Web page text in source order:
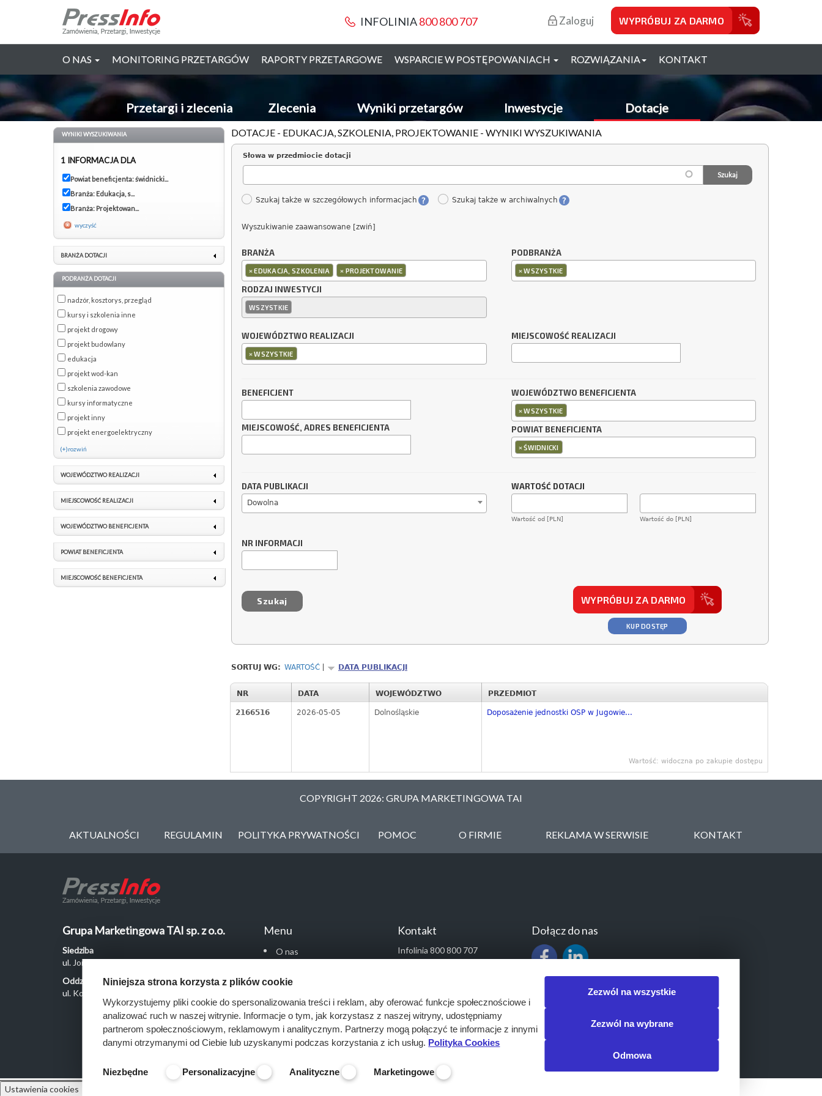
INFOLINIA800 800 707 Zaloguj WYPRÓBUJ ZA DARMO
O NAS MONITORING PRZETARGÓW RAPORTY PRZETARGOWE WSPARCIE W POSTĘPOWANIACH ROZWIĄZANIA KONTAKT
Przetargi i zlecenia Zlecenia Wyniki przetargów Inwestycje Dotacje
DOTACJE - EDUKACJA, SZKOLENIA, PROJEKTOWANIE - WYNIKI WYSZUKIWANIA
Słowa w przedmiocie dotacji
Szukaj także w szczegółowych informacjach Szukaj także w archiwalnych
Wyszukiwanie zaawansowane [zwiń]
BRANŻA
×EDUKACJA, SZKOLENIA × PROJEKTOWANIE
RODZAJ INWESTYCJI
WSZYSTKIE
PODBRANŻA
×WSZYSTKIE
WOJEWÓDZTWO REALIZACJI
×WSZYSTKIE
MIEJSCOWOŚĆ REALIZACJI
BENEFICJENT
MIEJSCOWOŚĆ, ADRES BENEFICJENTA
WOJEWÓDZTWO BENEFICJENTA
×WSZYSTKIE
POWIAT BENEFICJENTA
×ŚWIDNICKI
DATA PUBLIKACJI
Dowolna
WARTOŚĆ DOTACJI
Wartość od [PLN] Wartość do [PLN]
NR INFORMACJI
WYPRÓBUJ ZA DARMO
KUP DOSTĘP
SORTUJ WG: WARTOŚĆ DATA PUBLIKACJI
NR DATA WOJEWÓDZTWO PRZEDMIOT
2166516 2026-05-05 Dolnośląskie Doposażenie jednostki OSP w Jugowie...
Wartość: widoczna po zakupie dostępu
WYNIKI WYSZUKIWANIA
1 INFORMACJA DLA
Powiat beneficjenta: świdnicki...
Branża: Edukacja, s...
Branża: Projektowan...
wyczyść
BRANŻA DOTACJI
PODRANŻA DOTACJI
nadzór, kosztorys, przegląd
kursy i szkolenia inne
projekt drogowy
projekt budowlany
edukacja
projekt wod-kan
szkolenia zawodowe
kursy informatyczne
projekt inny
projekt energoelektryczny
(+)rozwiń
WOJEWÓDZTWO REALIZACJI
MIEJSCOWOŚĆ REALIZACJI
WOJEWÓDZTWO BENEFICJENTA
POWIAT BENEFICJENTA
MIEJSCOWOŚĆ BENEFICJENTA
COPYRIGHT 2026: GRUPA MARKETINGOWA TAI
AKTUALNOŚCI REGULAMIN POLITYKA PRYWATNOŚCI POMOC O FIRMIE REKLAMA W SERWISIE KONTAKT
Grupa Marketingowa TAI sp. z o.o.
Siedziba
ul. Jordanowska 12, 04-204 Warszawa
Oddział Poznań
ul. Kochanowskiego 18/6, 60-846 Poznań
Menu
O nas
Monitoring przetargów
Raporty przetargowe
Ustawienia cookies
Kontakt
Kontakt
Infolinia 800 800 707
kontakt@pressinfo.pl
Dołącz do nas
Ustawienia cookies
Niniejsza strona korzysta z plików cookie
Wykorzystujemy pliki cookie do spersonalizowania treści i reklam, aby oferować funkcje społecznościowe i
analizować ruch w naszej witrynie. Informacje o tym, jak korzystasz z naszej witryny, udostępniamy
partnerom społecznościowym, reklamowym i analitycznym. Partnerzy mogą połączyć te informacje z innymi
danymi otrzymanymi od Ciebie lub uzyskanymi podczas korzystania z ich usług. Polityka Cookies
Niezbędne Personalizacyjne Analityczne Marketingowe
Zezwól na wszystkie
Zezwól na wybrane
Odmowa